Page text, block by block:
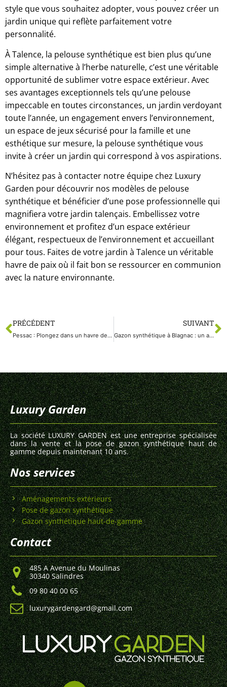
style que vous souhaitez adopter, vous pouvez créer un
jardin unique qui reflète parfaitement votre
personnalité.
À Talence, la pelouse synthétique est bien plus qu’une
simple alternative à l’herbe naturelle, c’est une véritable
opportunité de sublimer votre espace extérieur. Avec
ses avantages exceptionnels tels qu’une pelouse
impeccable en toutes circonstances, un jardin verdoyant
toute l’année, un engagement envers l’environnement,
un espace de jeux sécurisé pour la famille et une
esthétique sur mesure, la pelouse synthétique vous
invite à créer un jardin qui correspond à vos aspirations.
N’hésitez pas à contacter notre équipe chez Luxury
Garden pour découvrir nos modèles de pelouse
synthétique et bénéficier d’une pose professionnelle qui
magnifiera votre jardin talençais. Embellissez votre
environnement et profitez d’un espace extérieur
élégant, respectueux de l’environnement et accueillant
pour tous. Faites de votre jardin à Talence un véritable
havre de paix où il fait bon se ressourcer en communion
avec la nature environnante.
PRÉCÉDENT
Pessac : Plongez dans un havre de verdure avec le gazon synthétique
SUIVANT
Gazon synthétique à Blagnac : un achat malin pour un jardin impeccable
Luxury Garden
La société LUXURY GARDEN est une entreprise spécialisée
dans la vente et la pose de gazon synthétique haut de
gamme depuis maintenant 10 ans.
Nos services
Aménagements extérieurs
Pose de gazon synthétique
Gazon synthétique haut-de-gamme
Contact
485 A Avenue du Moulinas
30340 Salindres
09 80 40 00 65
luxurygardengard@gmail.com